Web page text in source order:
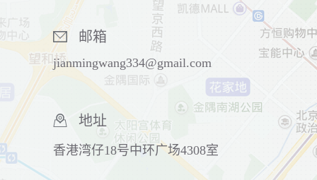
邮箱
jianmingwang334@gmail.com
地址
香港湾仔18号中环广场4308室